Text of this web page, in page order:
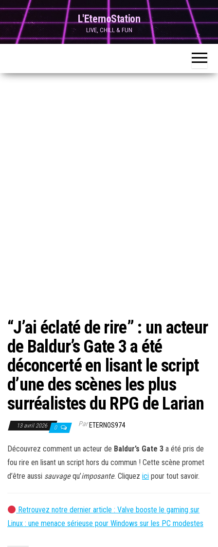
Skip
to
content
L'EternoStation
LIVE, CHILL & FUN
“J’ai éclaté de rire” : un acteur
de Baldur’s Gate 3 a été
déconcerté en lisant le script
d’une des scènes les plus
surréalistes du RPG de Larian
13 avril 2026 0 ParETERNOS974
Découvrez comment un acteur de Baldur’s Gate 3 a été pris de
fou rire en lisant un script hors du commun ! Cette scène promet
d’être aussi sauvagequ’imposante. Cliquez ici pour tout savoir.
Retrouvez notre dernier article : Valve booste le gaming sur
Linux : une menace sérieuse pour Windows sur les PC modestes